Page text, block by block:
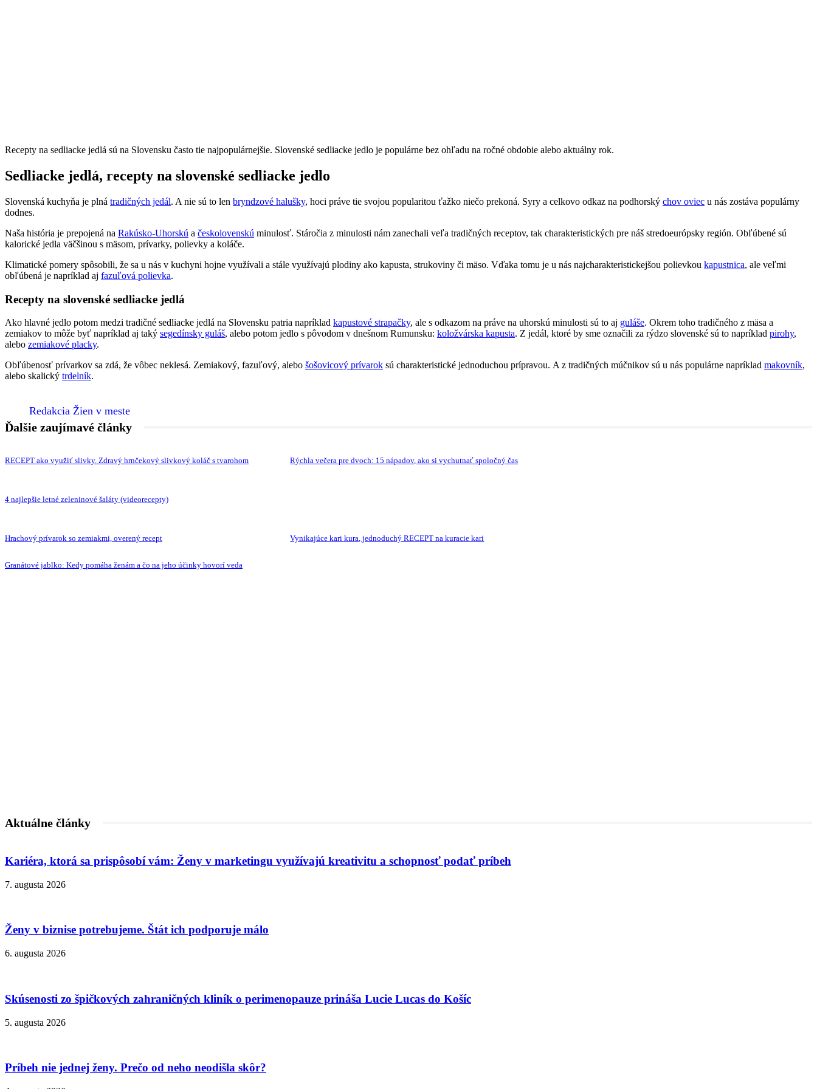
Recepty na sedliacke jedlá sú na Slovensku často tie najpopulárnejšie. Slovenské sedliacke jedlo je populárne bez ohľadu na ročné obdobie alebo aktuálny rok.
Sedliacke jedlá, recepty na slovenské sedliacke jedlo
Slovenská kuchyňa je plná tradičných jedál. A nie sú to len bryndzové halušky, hoci práve tie svojou popularitou ťažko niečo prekoná. Syry a celkovo odkaz na podhorský chov oviec u nás zostáva populárny
dodnes.
Naša história je prepojená na Rakúsko-Uhorskú a českolovenskú minulosť. Stáročia z minulosti nám zanechali veľa tradičných receptov, tak charakteristických pre náš stredoeurópsky región. Obľúbené sú
kalorické jedla väčšinou s mäsom, prívarky, polievky a koláče.
Klimatické pomery spôsobili, že sa u nás v kuchyni hojne využívali a stále využívajú plodiny ako kapusta, strukoviny či mäso. Vďaka tomu je u nás najcharakteristickejšou polievkou kapustnica, ale veľmi
obľúbená je napríklad aj fazuľová polievka.
Recepty na slovenské sedliacke jedlá
Ako hlavné jedlo potom medzi tradičné sedliacke jedlá na Slovensku patria napríklad kapustové strapačky, ale s odkazom na práve na uhorskú minulosti sú to aj guláše. Okrem toho tradičného z mäsa a
zemiakov to môže byť napríklad aj taký segedínsky guláš, alebo potom jedlo s pôvodom v dnešnom Rumunsku: koložvárska kapusta. Z jedál, ktoré by sme označili za rýdzo slovenské sú to napríklad pirohy,
alebo zemiakové placky.
Obľúbenosť prívarkov sa zdá, že vôbec neklesá. Zemiakový, fazuľový, alebo šošovicový prívarok sú charakteristické jednoduchou prípravou. A z tradičných múčnikov sú u nás populárne napríklad makovník,
alebo skalický trdelník.
Redakcia Žien v meste
Ďalšie zaujímavé články
RECEPT ako využiť slivky. Zdravý hrnčekový slivkový koláč s tvarohom Rýchla večera pre dvoch: 15 nápadov, ako si vychutnať spoločný čas
4 najlepšie letné zeleninové šaláty (videorecepty)
Hrachový prívarok so zemiakmi, overený recept Vynikajúce kari kura, jednoduchý RECEPT na kuracie kari
Granátové jablko: Kedy pomáha ženám a čo na jeho účinky hovorí veda
Aktuálne články
Kariéra, ktorá sa prispôsobí vám: Ženy v marketingu využívajú kreativitu a schopnosť podať príbeh
7. augusta 2026
Ženy v biznise potrebujeme. Štát ich podporuje málo
6. augusta 2026
Skúsenosti zo špičkových zahraničných kliník o perimenopauze prináša Lucie Lucas do Košíc
5. augusta 2026
Príbeh nie jednej ženy. Prečo od neho neodišla skôr?